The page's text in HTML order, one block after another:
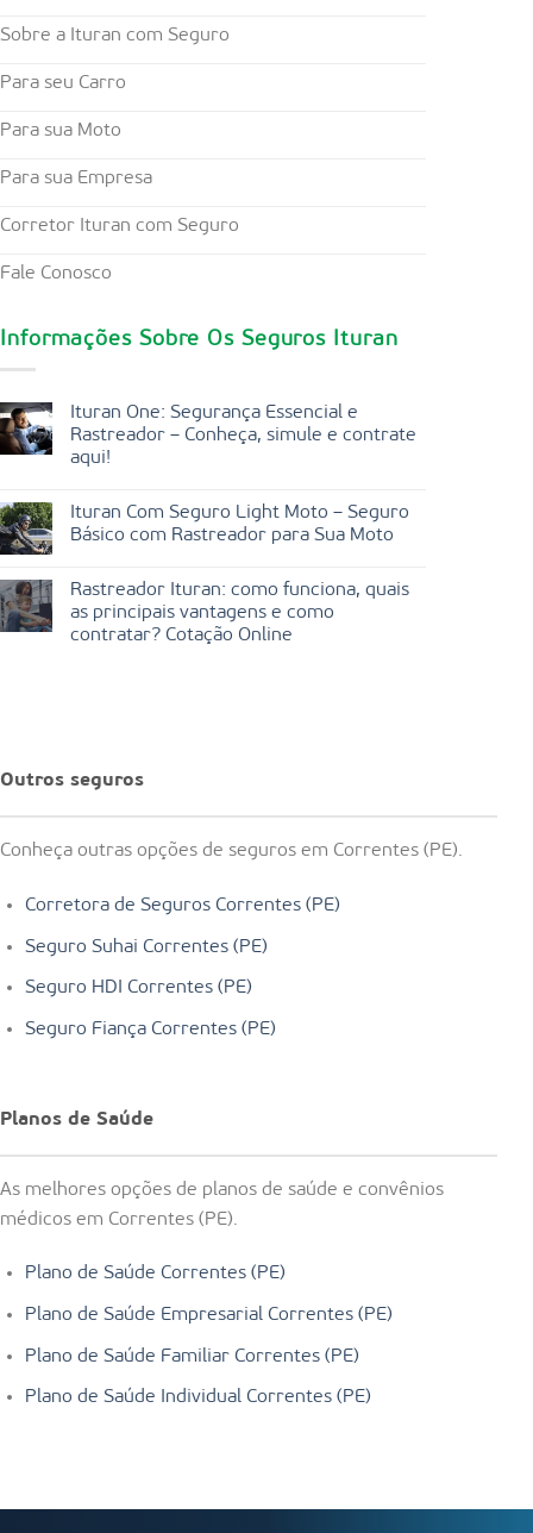
Sobre a Ituran com Seguro
Para seu Carro
Para sua Moto
Para sua Empresa
Corretor Ituran com Seguro
Fale Conosco
Informações Sobre Os Seguros Ituran
Ituran One: Segurança Essencial e
Rastreador – Conheça, simule e contrate
aqui!
Ituran Com Seguro Light Moto – Seguro
Básico com Rastreador para Sua Moto
Rastreador Ituran: como funciona, quais
as principais vantagens e como
contratar? Cotação Online
Outros seguros
Conheça outras opções de seguros em Correntes (PE).
Corretora de Seguros Correntes (PE)
Seguro Suhai Correntes (PE)
Seguro HDI Correntes (PE)
Seguro Fiança Correntes (PE)
Planos de Saúde
As melhores opções de planos de saúde e convênios
médicos em Correntes (PE).
Plano de Saúde Correntes (PE)
Plano de Saúde Empresarial Correntes (PE)
Plano de Saúde Familiar Correntes (PE)
Plano de Saúde Individual Correntes (PE)